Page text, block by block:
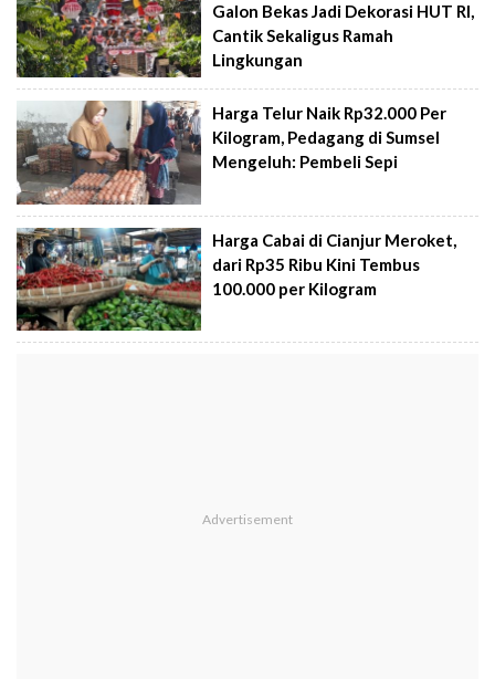
Galon Bekas Jadi Dekorasi HUT RI,
Cantik Sekaligus Ramah
Lingkungan
Harga Telur Naik Rp32.000 Per
Kilogram, Pedagang di Sumsel
Mengeluh: Pembeli Sepi
Harga Cabai di Cianjur Meroket,
dari Rp35 Ribu Kini Tembus
100.000 per Kilogram